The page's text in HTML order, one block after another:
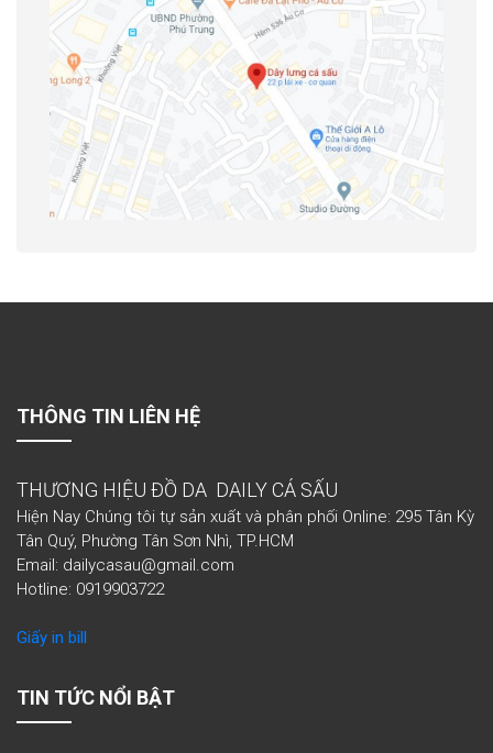
THÔNG TIN LIÊN HỆ
THƯƠNG HIỆU ĐỒ DA DAILY CÁ SẤU
Hiện Nay Chúng tôi tự sản xuất và phân phối Online: 295 Tân Kỳ
Tân Quý, Phường Tân Sơn Nhì, TP.HCM
Email: dailycasau@gmail.com
Hotline: 0919903722
Giấy in bill
TIN TỨC NỔI BẬT